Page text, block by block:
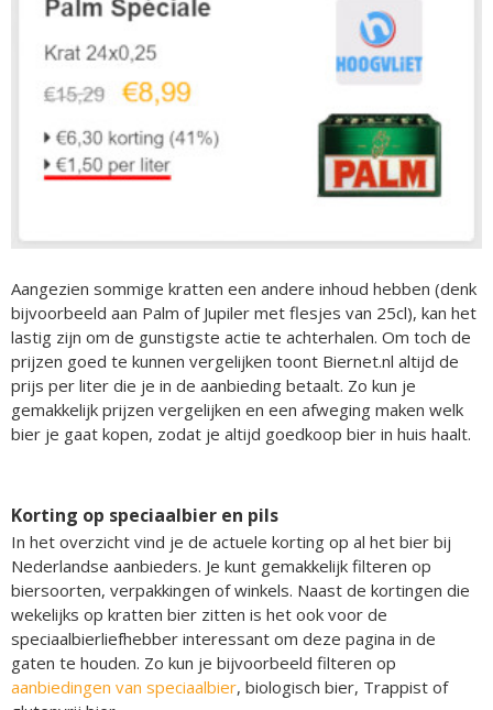
Aangezien sommige kratten een andere inhoud hebben (denk
bijvoorbeeld aan Palm of Jupiler met flesjes van 25cl), kan het
lastig zijn om de gunstigste actie te achterhalen. Om toch de
prijzen goed te kunnen vergelijken toont Biernet.nl altijd de
prijs per liter die je in de aanbieding betaalt. Zo kun je
gemakkelijk prijzen vergelijken en een afweging maken welk
bier je gaat kopen, zodat je altijd goedkoop bier in huis haalt.
Korting op speciaalbier en pils
In het overzicht vind je de actuele korting op al het bier bij
Nederlandse aanbieders. Je kunt gemakkelijk filteren op
biersoorten, verpakkingen of winkels. Naast de kortingen die
wekelijks op kratten bier zitten is het ook voor de
speciaalbierliefhebber interessant om deze pagina in de
gaten te houden. Zo kun je bijvoorbeeld filteren op
aanbiedingen van speciaalbier, biologisch bier, Trappist of